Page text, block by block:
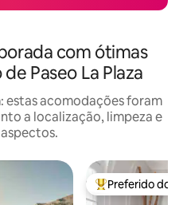
com ótimas
Paseo La Plaza
estas acomodações foram
a localização, limpeza e
Entre os
Preferido dos